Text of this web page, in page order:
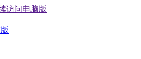
访问电脑版